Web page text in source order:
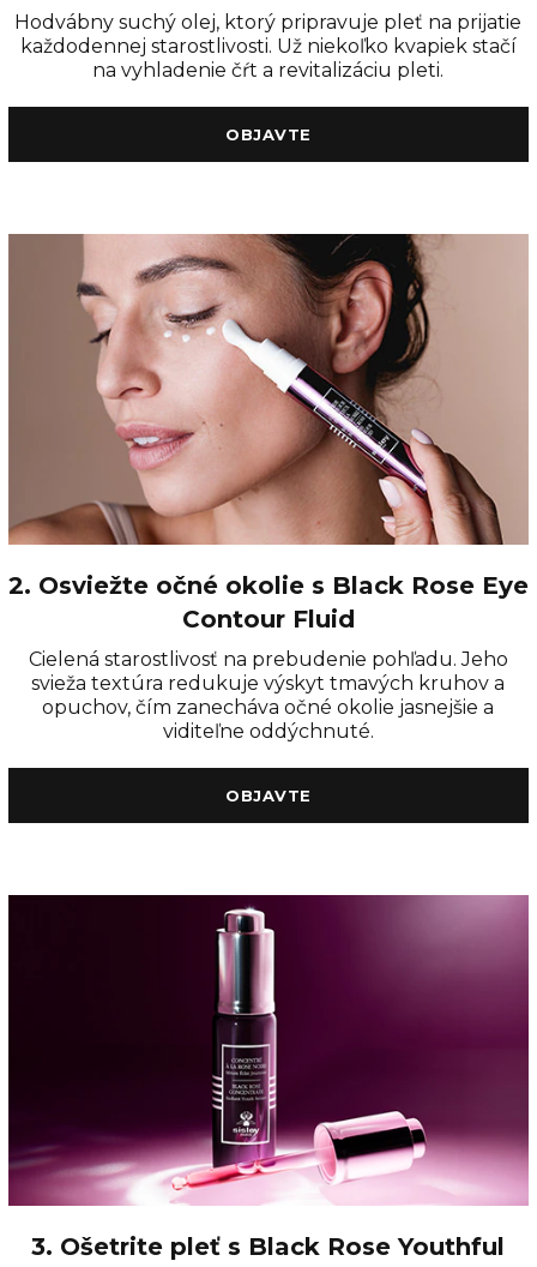
Hodvábny suchý olej, ktorý pripravuje pleť na prijatie
každodennej starostlivosti. Už niekoľko kvapiek stačí
na vyhladenie čŕt a revitalizáciu pleti.
OBJAVTE
2. Osviežte očné okolie s Black Rose Eye
Contour Fluid
Cielená starostlivosť na prebudenie pohľadu. Jeho
svieža textúra redukuje výskyt tmavých kruhov a
opuchov, čím zanecháva očné okolie jasnejšie a
viditeľne oddýchnuté.
OBJAVTE
3. Ošetrite pleť s Black Rose Youthful